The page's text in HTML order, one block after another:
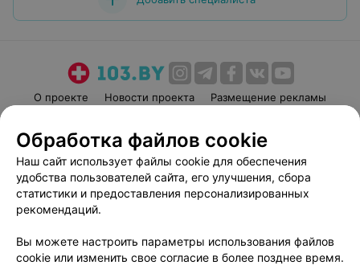
О проекте Новости проекта
Размещение рекламы
Пользовательское соглашение
Способы оплаты
Вакансии
Партнеры
Написать руководителю 103.by
Обработка персональных данных
Обработка файлов cookie
Наш сайт использует файлы cookie для обеспечения
удобства пользователей сайта, его улучшения, сбора
статистики и предоставления персонализированных
рекомендаций.
Вы можете настроить параметры использования файлов
cookie или изменить свое согласие в более позднее время.